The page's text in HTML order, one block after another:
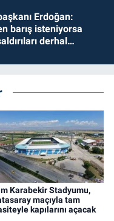
Erdoğan:
barış isteniyorsa
derhal
Karabekir Stadyumu,
maçıyla tam
kapılarını açacak